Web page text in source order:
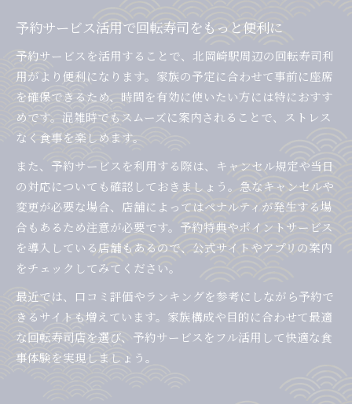
予約サービス活用で回転寿司をもっと便利に
予約サービスを活用することで、北岡崎駅周辺の回転寿司利
用がより便利になります。家族の予定に合わせて事前に座席
を確保できるため、時間を有効に使いたい方には特におすす
めです。混雑時でもスムーズに案内されることで、ストレス
なく食事を楽しめます。
また、予約サービスを利用する際は、キャンセル規定や当日
の対応についても確認しておきましょう。急なキャンセルや
変更が必要な場合、店舗によってはペナルティが発生する場
合もあるため注意が必要です。予約特典やポイントサービス
を導入している店舗もあるので、公式サイトやアプリの案内
をチェックしてみてください。
最近では、口コミ評価やランキングを参考にしながら予約で
きるサイトも増えています。家族構成や目的に合わせて最適
な回転寿司店を選び、予約サービスをフル活用して快適な食
事体験を実現しましょう。